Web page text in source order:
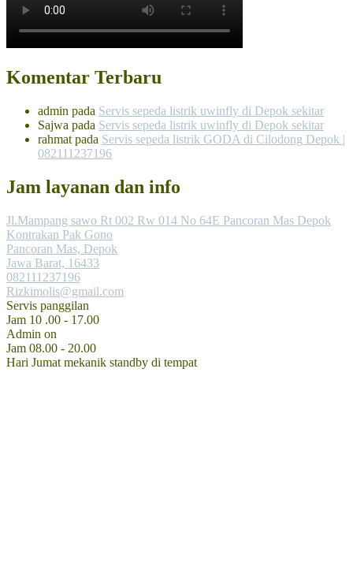
Komentar Terbaru
admin pada Servis sepeda listrik uwinfly di Depok sekitar
Sajwa pada Servis sepeda listrik uwinfly di Depok sekitar
rahmat pada Servis sepeda listrik GODA di Cilodong Depok |
082111237196
Jam layanan dan info
Jl.Mampang sawo Rt 002 Rw 014 No 64E Pancoran Mas Depok
Kontrakan Pak Gono
Pancoran Mas, Depok
Jawa Barat, 16433
082111237196
Rizkimolis@gmail.com
Servis panggilan
Jam 10 .00 - 17.00
Admin on
Jam 08.00 - 20.00
Hari Jumat mekanik standby di tempat